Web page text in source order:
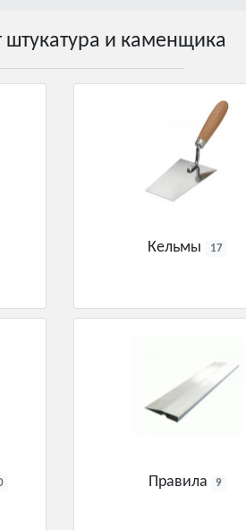
штукатура и каменщика
Кельмы 17
Правила 9